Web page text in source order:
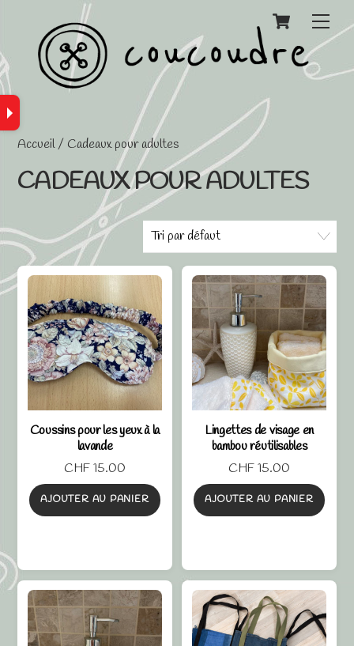
Accueil/ Cadeaux pour adultes
CADEAUX POUR ADULTES
Coussins pour les yeux à la
lavande
CHF15.00
AJOUTER AU PANIER
Lingettes de visage en
bambou réutilisables
CHF15.00
AJOUTER AU PANIER